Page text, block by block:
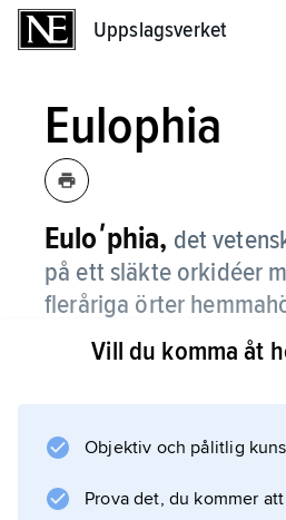
Uppslagsverket
Eulophia
Euloʹphia, det
på ett släkte orkidéer
fleråriga örter
trakter i framför allt
har långa blad och violetta,
prydnadsväxter. Extrakt
Vill du komma åt
Objektiv och pålitlig
Prova det, du kommer